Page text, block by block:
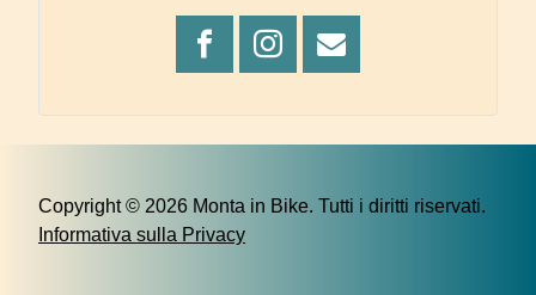
Copyright © 2026 Monta in Bike. Tutti i diritti riservati.
Informativa sulla Privacy